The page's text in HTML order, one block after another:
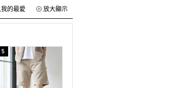
放大顯示
的最愛